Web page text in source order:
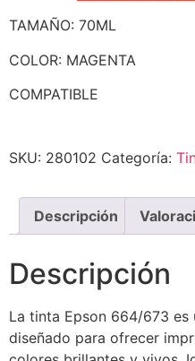
TAMAÑO: 70ML
COLOR: MAGENTA
COMPATIBLE
SKU: 280102 Categoría:
Descripción
Descripción
La tinta Epson 664/673
diseñado para ofrecer